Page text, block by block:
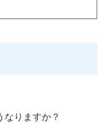
りますか？